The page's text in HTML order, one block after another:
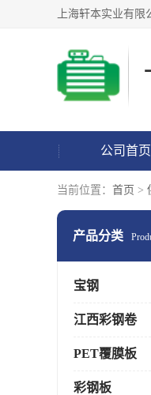
公司首页
当前位置： 首页 >
产品分类
宝钢
江西彩钢卷
PET覆膜板
彩钢板